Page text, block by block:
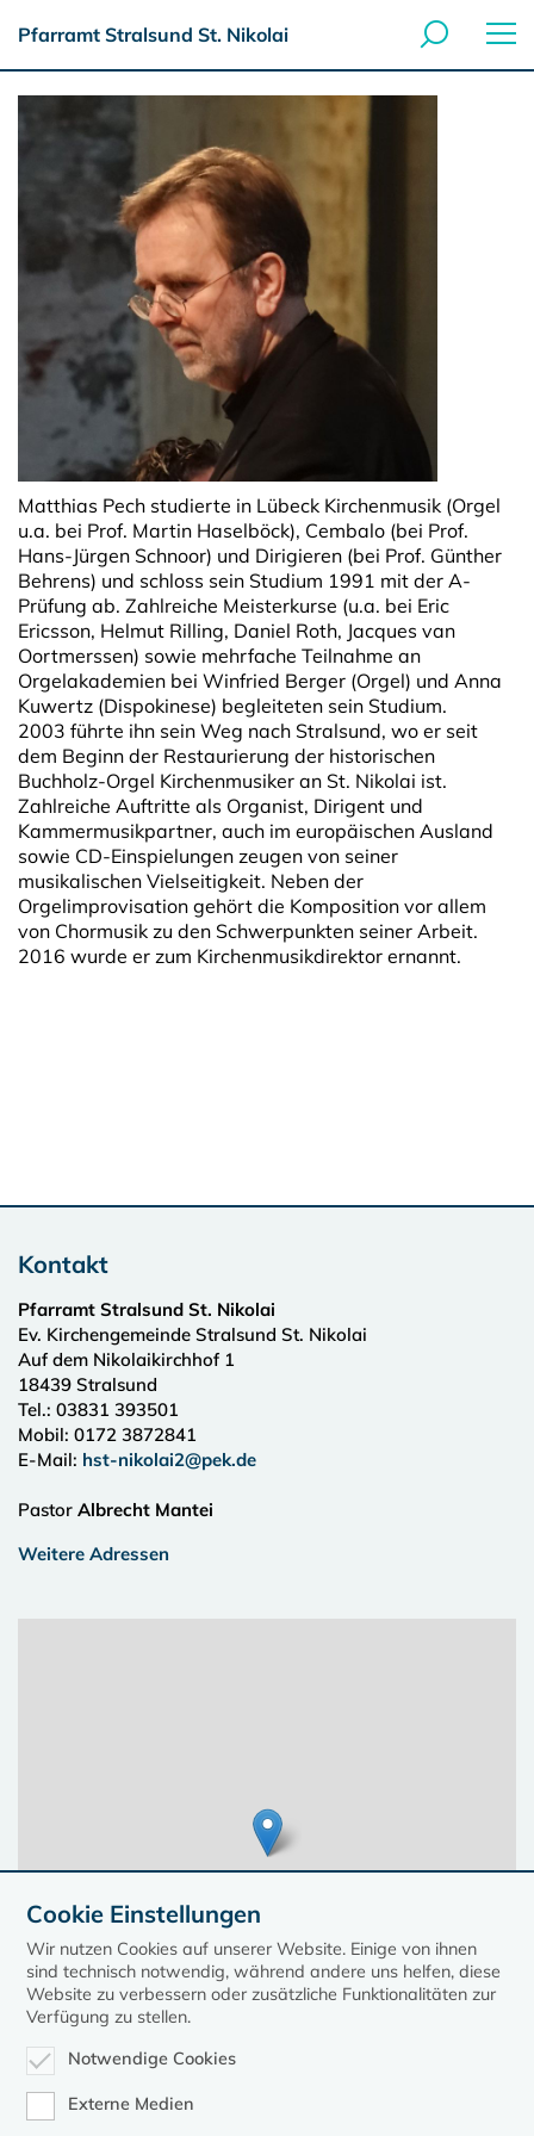
Pfarramt Stralsund St. Nikolai
Matthias Pech studierte in Lübeck Kirchenmusik (Orgel
u.a. bei Prof. Martin Haselböck), Cembalo (bei Prof.
Hans-Jürgen Schnoor) und Dirigieren (bei Prof. Günther
Behrens) und schloss sein Studium 1991 mit der A-
Prüfung ab. Zahlreiche Meisterkurse (u.a. bei Eric
Ericsson, Helmut Rilling, Daniel Roth, Jacques van
Oortmerssen) sowie mehrfache Teilnahme an
Orgelakademien bei Winfried Berger (Orgel) und Anna
Kuwertz (Dispokinese) begleiteten sein Studium.
2003 führte ihn sein Weg nach Stralsund, wo er seit
dem Beginn der Restaurierung der historischen
Buchholz-Orgel Kirchenmusiker an St. Nikolai ist.
Zahlreiche Auftritte als Organist, Dirigent und
Kammermusikpartner, auch im europäischen Ausland
sowie CD-Einspielungen zeugen von seiner
musikalischen Vielseitigkeit. Neben der
Orgelimprovisation gehört die Komposition vor allem
von Chormusik zu den Schwerpunkten seiner Arbeit.
2016 wurde er zum Kirchenmusikdirektor ernannt.
Kontakt
Pfarramt Stralsund St. Nikolai
Ev. Kirchengemeinde Stralsund St. Nikolai
Auf dem Nikolaikirchhof 1
18439 Stralsund
Tel.: 03831 393501
Mobil: 0172 3872841
E-Mail: hst-nikolai2@pek.de
Pastor Albrecht Mantei
Weitere Adressen
Cookie Einstellungen
Wir nutzen Cookies auf unserer Website. Einige von ihnen
sind technisch notwendig, während andere uns helfen, diese
Website zu verbessern oder zusätzliche Funktionalitäten zur
Verfügung zu stellen.
Notwendige Cookies
Externe Medien